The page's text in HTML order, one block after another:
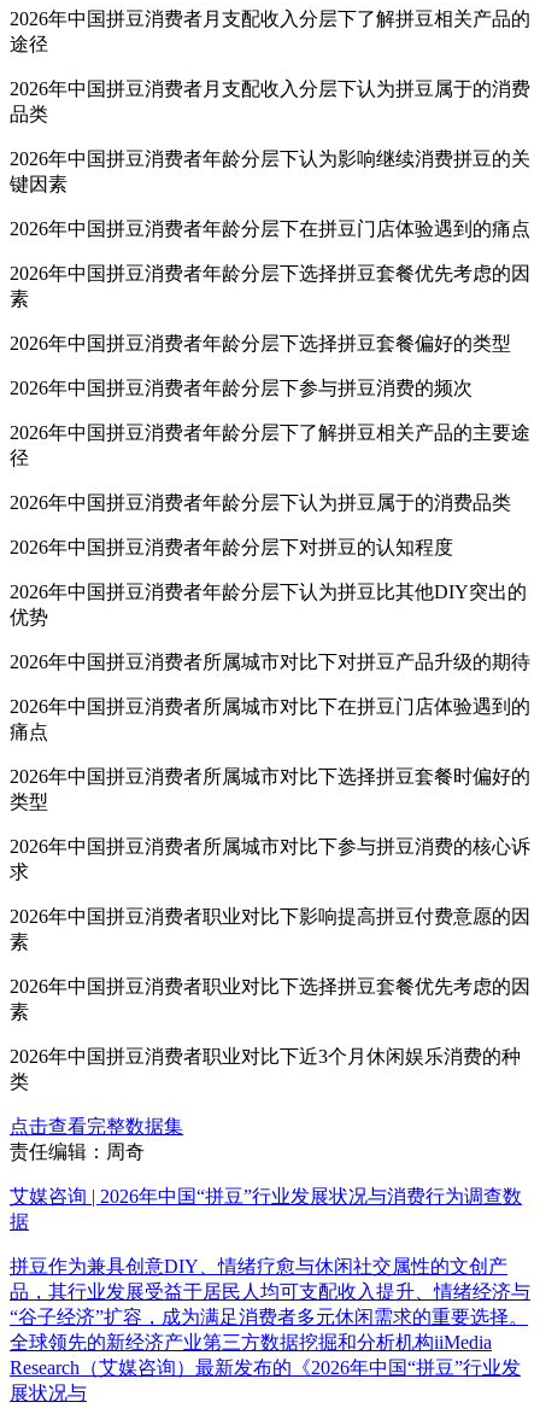
2026年中国拼豆消费者月支配收入分层下了解拼豆相关产品的
途径
2026年中国拼豆消费者月支配收入分层下认为拼豆属于的消费
品类
2026年中国拼豆消费者年龄分层下认为影响继续消费拼豆的关
键因素
2026年中国拼豆消费者年龄分层下在拼豆门店体验遇到的痛点
2026年中国拼豆消费者年龄分层下选择拼豆套餐优先考虑的因
素
2026年中国拼豆消费者年龄分层下选择拼豆套餐偏好的类型
2026年中国拼豆消费者年龄分层下参与拼豆消费的频次
2026年中国拼豆消费者年龄分层下了解拼豆相关产品的主要途
径
2026年中国拼豆消费者年龄分层下认为拼豆属于的消费品类
2026年中国拼豆消费者年龄分层下对拼豆的认知程度
2026年中国拼豆消费者年龄分层下认为拼豆比其他DIY突出的
优势
2026年中国拼豆消费者所属城市对比下对拼豆产品升级的期待
2026年中国拼豆消费者所属城市对比下在拼豆门店体验遇到的
痛点
2026年中国拼豆消费者所属城市对比下选择拼豆套餐时偏好的
类型
2026年中国拼豆消费者所属城市对比下参与拼豆消费的核心诉
求
2026年中国拼豆消费者职业对比下影响提高拼豆付费意愿的因
素
2026年中国拼豆消费者职业对比下选择拼豆套餐优先考虑的因
素
2026年中国拼豆消费者职业对比下近3个月休闲娱乐消费的种
类
点击查看完整数据集
责任编辑：周奇
艾媒咨询 | 2026年中国“拼豆”行业发展状况与消费行为调查数
据
拼豆作为兼具创意DIY、情绪疗愈与休闲社交属性的文创产
品，其行业发展受益于居民人均可支配收入提升、情绪经济与
“谷子经济”扩容，成为满足消费者多元休闲需求的重要选择。
全球领先的新经济产业第三方数据挖掘和分析机构iiMedia
Research（艾媒咨询）最新发布的《2026年中国“拼豆”行业发
展状况与